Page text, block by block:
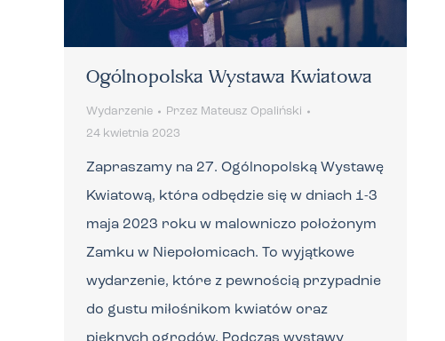
Ogólnopolska Wystawa Kwiatowa
Wydarzenie Przez Mateusz Opaliński
24 kwietnia 2023
Zapraszamy na 27. Ogólnopolską Wystawę
Kwiatową, która odbędzie się w dniach 1-3
maja 2023 roku w malowniczo położonym
Zamku w Niepołomicach. To wyjątkowe
wydarzenie, które z pewnością przypadnie
do gustu miłośnikom kwiatów oraz